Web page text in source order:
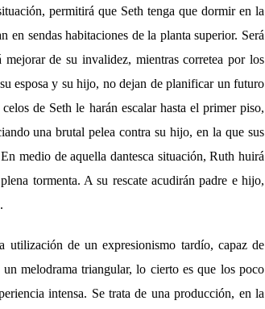
permitirá que Seth tenga que dormir en la
en sendas habitaciones de la planta superior. Será
de su invalidez, mientras corretea por los
esposa y su hijo, no dejan de planificar un futuro
de Seth le harán escalar hasta el primer piso,
una brutal pelea contra su hijo, en la que sus
medio de aquella dantesca situación, Ruth huirá
tormenta. A su rescate acudirán padre e hijo,
utilización de un expresionismo tardío, capaz de
melodrama triangular, lo cierto es que los poco
intensa. Se trata de una producción, en la